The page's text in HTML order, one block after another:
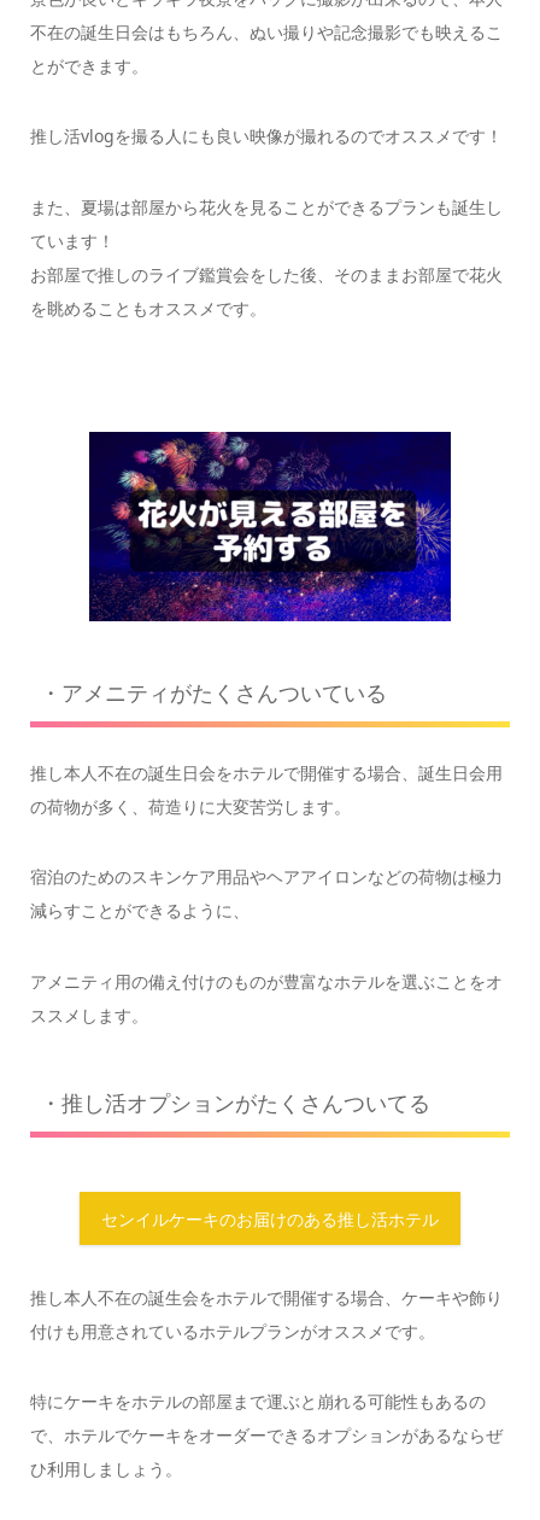
不在の誕生日会はもちろん、ぬい撮りや記念撮影でも映えるこ
とができます。
推し活vlogを撮る人にも良い映像が撮れるのでオススメです！
また、夏場は部屋から花火を見ることができるプランも誕生し
ています！
お部屋で推しのライブ鑑賞会をした後、そのままお部屋で花火
を眺めることもオススメです。
・アメニティがたくさんついている
推し本人不在の誕生日会をホテルで開催する場合、誕生日会用
の荷物が多く、荷造りに大変苦労します。
宿泊のためのスキンケア用品やヘアアイロンなどの荷物は極力
減らすことができるように、
アメニティ用の備え付けのものが豊富なホテルを選ぶことをオ
ススメします。
・推し活オプションがたくさんついてる
センイルケーキのお届けのある推し活ホテル
推し本人不在の誕生会をホテルで開催する場合、ケーキや飾り
付けも用意されているホテルプランがオススメです。
特にケーキをホテルの部屋まで運ぶと崩れる可能性もあるの
で、ホテルでケーキをオーダーできるオプションがあるならぜ
ひ利用しましょう。